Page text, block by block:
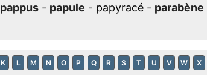
pappus - papule - papyracé - parabène
K L M N O P Q R S T U V W X